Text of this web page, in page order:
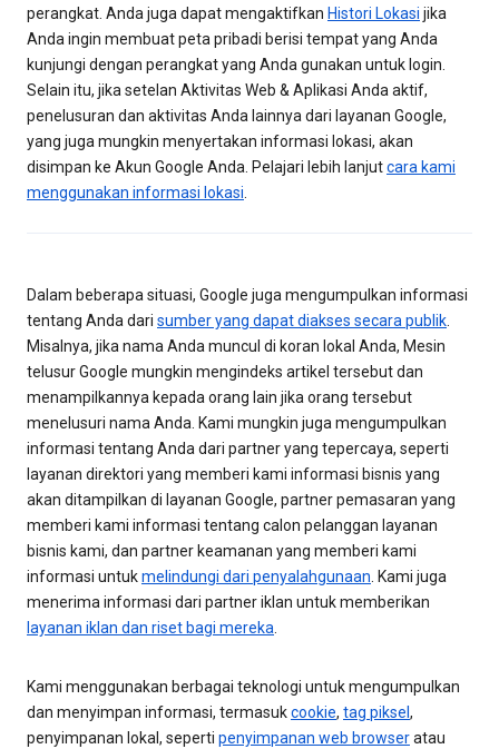
perangkat. Anda juga dapat mengaktifkan Histori Lokasi jika
Anda ingin membuat peta pribadi berisi tempat yang Anda
kunjungi dengan perangkat yang Anda gunakan untuk login.
Selain itu, jika setelan Aktivitas Web & Aplikasi Anda aktif,
penelusuran dan aktivitas Anda lainnya dari layanan Google,
yang juga mungkin menyertakan informasi lokasi, akan
disimpan ke Akun Google Anda. Pelajari lebih lanjutcara kami
menggunakan informasi lokasi.
Dalam beberapa situasi, Google juga mengumpulkan informasi
tentang Anda dari sumber yang dapat diakses secara publik.
Misalnya, jika nama Anda muncul di koran lokal Anda, Mesin
telusur Google mungkin mengindeks artikel tersebut dan
menampilkannya kepada orang lain jika orang tersebut
menelusuri nama Anda. Kami mungkin juga mengumpulkan
informasi tentang Anda dari partner yang tepercaya, seperti
layanan direktori yang memberi kami informasi bisnis yang
akan ditampilkan di layanan Google, partner pemasaran yang
memberi kami informasi tentang calon pelanggan layanan
bisnis kami, dan partner keamanan yang memberi kami
informasi untukmelindungi dari penyalahgunaan. Kami juga
menerima informasi dari partner iklan untuk memberikan
layanan iklan dan riset bagi mereka.
Kami menggunakan berbagai teknologi untuk mengumpulkan
dan menyimpan informasi, termasukcookie, tag piksel ,
penyimpanan lokal, seperti penyimpanan web browseratau